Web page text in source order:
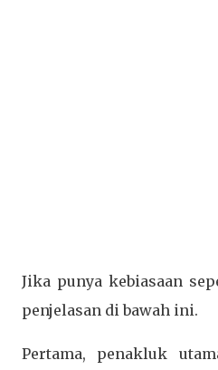
Jika punya kebiasaan
penjelasan di bawah ini.
Pertama, penakluk